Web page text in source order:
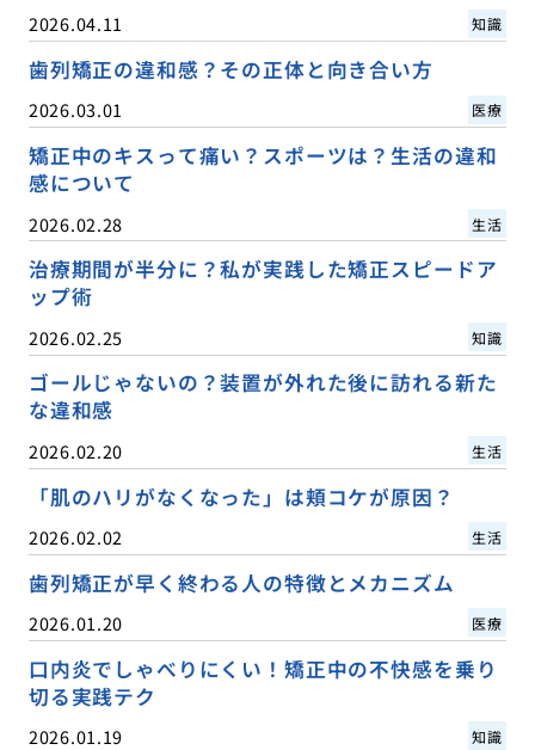
2026.04.11 知識
歯列矯正の違和感？その正体と向き合い方
2026.03.01 医療
矯正中のキスって痛い？スポーツは？生活の違和
感について
2026.02.28 生活
治療期間が半分に？私が実践した矯正スピードア
ップ術
2026.02.25 知識
ゴールじゃないの？装置が外れた後に訪れる新た
な違和感
2026.02.20 生活
「肌のハリがなくなった」は頬コケが原因？
2026.02.02 生活
歯列矯正が早く終わる人の特徴とメカニズム
2026.01.20 医療
口内炎でしゃべりにくい！矯正中の不快感を乗り
切る実践テク
2026.01.19 知識